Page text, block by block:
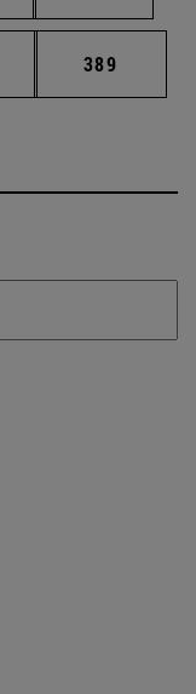
Páginas intermedias
Página
389